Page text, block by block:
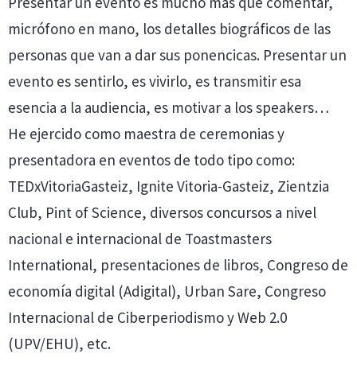
micrófono en mano, los detalles biográficos de las
personas que van a dar sus ponencicas. Presentar un
evento es sentirlo, es vivirlo, es transmitir esa
esencia a la audiencia, es motivar a los speakers…
He ejercido como maestra de ceremonias y
presentadora en eventos de todo tipo como:
TEDxVitoriaGasteiz, Ignite Vitoria-Gasteiz, Zientzia
Club, Pint of Science, diversos concursos a nivel
nacional e internacional de Toastmasters
International, presentaciones de libros, Congreso de
economía digital (Adigital), Urban Sare, Congreso
Internacional de Ciberperiodismo y Web 2.0
(UPV/EHU), etc.